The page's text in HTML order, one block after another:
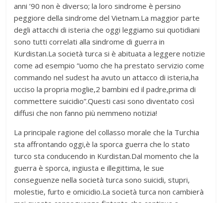
anni ’90 non è diverso; la loro sindrome è persino
peggiore della sindrome del Vietnam.La maggior parte
degli attacchi di isteria che oggi leggiamo sui quotidiani
sono tutti correlati alla sindrome di guerra in
Kurdistan.La società turca si è abituata a leggere notizie
come ad esempio “uomo che ha prestato servizio come
commando nel sudest ha avuto un attacco di isteria,ha
ucciso la propria moglie,2 bambini ed il padre,prima di
commettere suicidio”.Questi casi sono diventato così
diffusi che non fanno più nemmeno notizia!
La principale ragione del collasso morale che la Turchia
sta affrontando oggi,è la sporca guerra che lo stato
turco sta conducendo in Kurdistan.Dal momento che la
guerra è sporca, ingiusta e illegittima, le sue
conseguenze nella società turca sono suicidi, stupri,
molestie, furto e omicidio.La società turca non cambierà